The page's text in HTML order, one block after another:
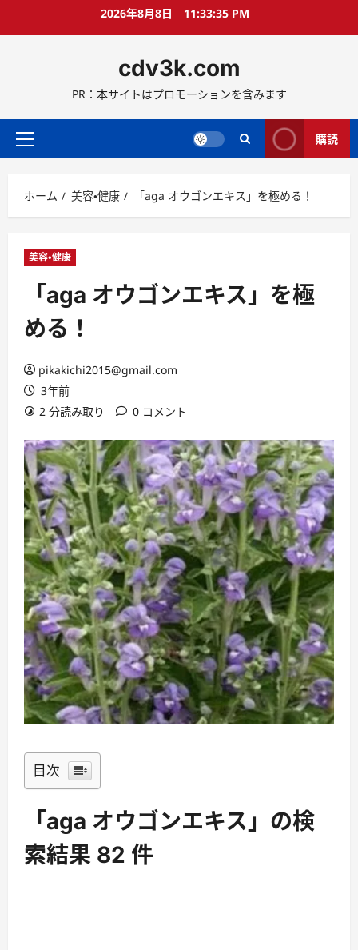
ス
ッ
2026年8月8日 11:33:36 PM
cdv3k.com
PR：本サイトはプロモーションを含みます
メ
メ
ニ
ー
購読
ホーム 美容・健康 「aga オウゴンエキス」を極める！
美容・健康
「aga オウゴンエキス」を極
める！
pikakichi2015@gmail.com
3年前
2 分読み取り
0 コメント
目次
「aga オウゴンエキス」の検
索結果 82 件